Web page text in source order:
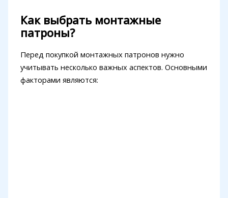
Как выбрать монтажные
патроны?
Перед покупкой монтажных патронов нужно
учитывать несколько важных аспектов. Основными
факторами являются: